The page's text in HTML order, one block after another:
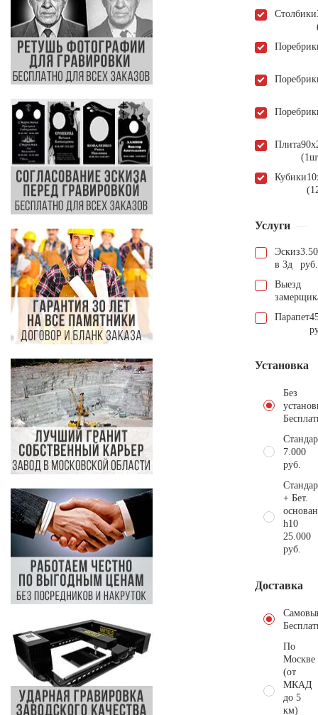
Столбики
Плита
Кубики
Услуги
Эскиз
в 3д
руб.
Выезд
Парапет
Установка
Без
7.000
руб.
+ Бет.
h10
25.000
руб.
Доставка
По
Москве
(от
МКАД
до 5
км)